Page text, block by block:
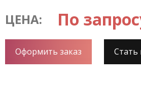
ЦЕНА: По
Оформить заказ Стать